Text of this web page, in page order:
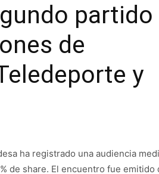
partido
de
y
ha registrado una audiencia
de share. El encuentro fue emitido